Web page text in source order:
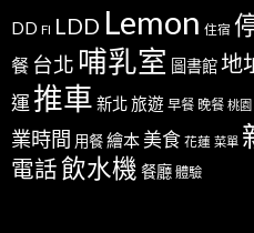
DD FI LDD Lemon 住宿
餐 台北 哺乳室 圖書館地
運 推車 新北旅遊 早餐 晚餐 桃園
業時間 用餐繪本 美食 花蓮 菜單
電話飲水機 餐廳 體驗